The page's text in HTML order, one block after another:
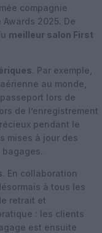
compagnie
2025. De
meilleur salon First
. Par exemple,
au monde,
lors de
de l’enregistrement
pendant le
mises à jour des
. En collaboration
à tous les
retrait et
: les clients
est ensuite